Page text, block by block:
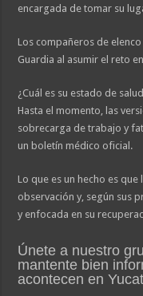
encargada de tomar su
Los compañeros de
Guardia al asumir el reto
¿Cuál es su estado de
Hasta el momento, las
sobrecarga de trabajo y
un boletín médico oficial.
Lo que es un hecho es
observación y, según sus
y enfocada en su
Únete a nuestro
mantente bien
acontecen en